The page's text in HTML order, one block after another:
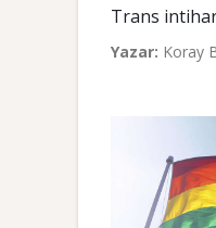
Trans
Yazar: Koray